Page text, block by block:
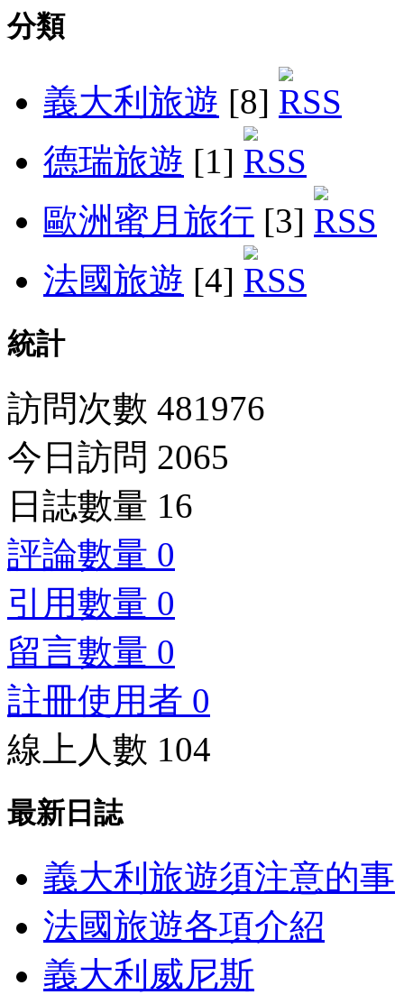
分類
義大利旅遊 [8]
德瑞旅遊 [1]
歐洲蜜月旅行 [3]
法國旅遊 [4]
統計
訪問次數 481976
今日訪問 2065
日誌數量 16
評論數量 0
引用數量 0
留言數量 0
註冊使用者 0
線上人數 104
最新日誌
義大利旅遊須注意的事
法國旅遊各項介紹
義大利威尼斯